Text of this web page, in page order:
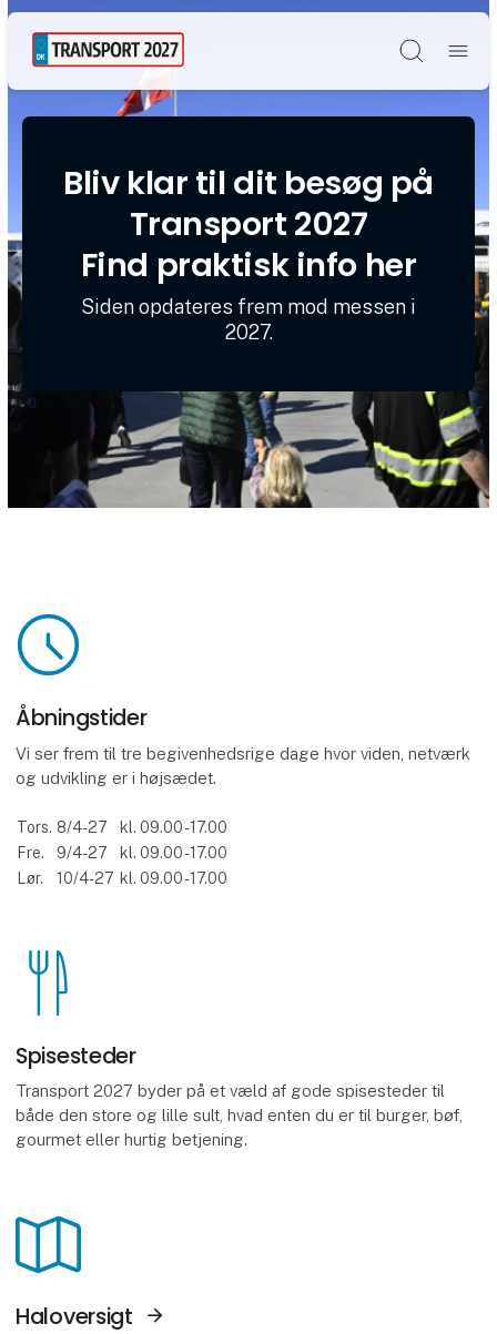
Søg
Bliv klar til dit besøg på
Transport 2027
Find praktisk info her
Siden opdateres frem mod messen i
2027.
Åbningstider
Vi ser frem til tre begivenhedsrige dage hvor viden, netværk
og udvikling er i højsædet.
Tors. 8/4-27
kl. 09.00 - 17.00
Fre.
9/4-27
kl. 09.00 - 17.00
Lør.
10/4-27 kl. 09.00 - 17.00
Spisesteder
Transport 2027 byder på et væld af gode spisesteder til
både den store og lille sult, hvad enten du er til burger, bøf,
gourmet eller hurtig betjening.
Haloversigt